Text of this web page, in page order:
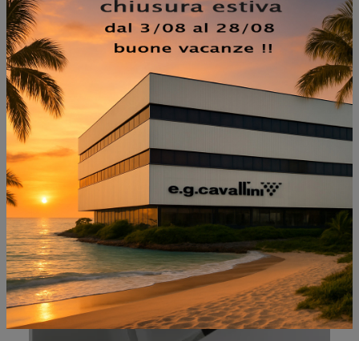
NON PERDERTI ANCHE:
VALENTINOX